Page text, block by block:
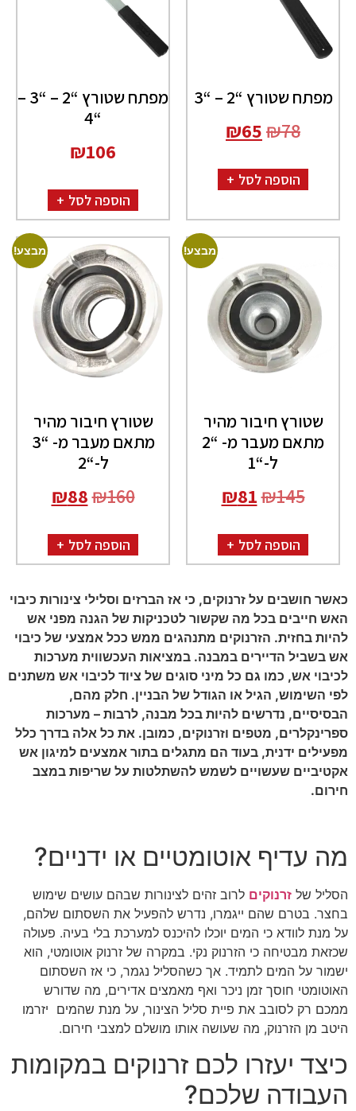
מפתח שטורץ “2 – “3
₪78
₪65
הוספה לסל
מפתח שטורץ “2 – “3 –
“4
₪106
הוספה לסל
מבצע!
שטורץ חיבור מהיר
מתאם מעבר מ- “2
ל-“1
₪145
₪81
הוספה לסל
מבצע!
שטורץ חיבור מהיר
מתאם מעבר מ- “3
ל-“2
₪160
₪88
הוספה לסל
כאשר חושבים על זרנוקים, כי אז הברזים וסלילי צינורות כיבוי
האש חייבים בכל מה שקשור לטכניקות של הגנה מפני אש
להיות בחזית. הזרנוקים מתנהגים ממש ככל אמצעי של כיבוי
אש בשביל הדיירים במבנה. במציאות העכשווית מערכות
לכיבוי אש, כמו גם כל מיני סוגים של ציוד לכיבוי אש משתנים
לפי השימוש, הגיל או הגודל של הבניין. חלק מהם,
הבסיסיים, נדרשים להיות בכל מבנה, לרבות – מערכות
ספרינקלרים, מטפים וזרנוקים, כמובן. את כל אלה בדרך כלל
מפעילים ידנית, בעוד הם מתגלים בתור אמצעים למיגון אש
אקטיביים שעשויים לשמש להשתלטות על שריפות במצב
חירום.
מה עדיף אוטומטיים או ידניים?
הסליל של זרנוקים לרוב זהים לצינורות שבהם עושים שימוש
בחצר. בטרם שהם ייגמרו, נדרש להפעיל את השסתום שלהם,
על מנת לוודא כי המים יוכלו להיכנס למערכת בלי בעיה. פעולה
שכזאת מבטיחה כי הזרנוק נקי. במקרה של זרנוק אוטומטי, הוא
ישמור על המים לתמיד. אך כשהסליל נגמר, כי אז השסתום
האוטומטי חוסך זמן ניכר ואף מאמצים אדירים, מה שדורש
ממכם רק לסובב את פיית סליל הצינור, על מנת שהמים יזרמו
היטב מן הזרנוק, מה שעושה אותו מושלם למצבי חירום.
כיצד יעזרו לכם זרנוקים במקומות
העבודה שלכם?